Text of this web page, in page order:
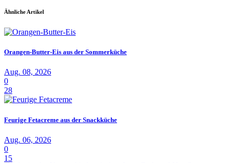
Ähnliche Artikel
Orangen-Butter-Eis aus der Sommerküche
Aug. 08, 2026
0
28
Feurige Fetacreme aus der Snackküche
Aug. 06, 2026
0
15